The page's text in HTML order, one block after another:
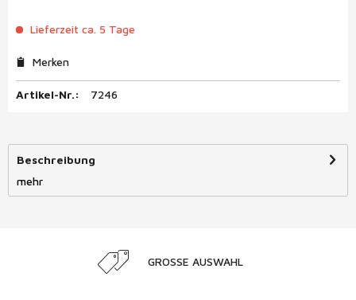
Lieferzeit ca. 5 Tage
Merken
Artikel-Nr.: 7246
Beschreibung
mehr
GROSSE AUSWAHL